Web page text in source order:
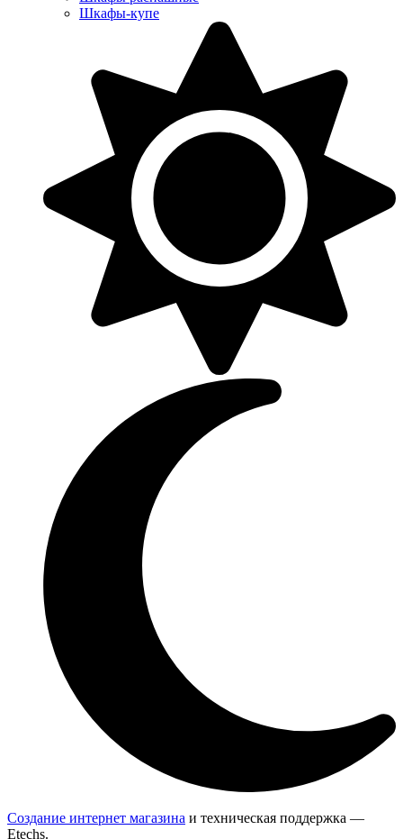
Шкафы-купе
Создание интернет магазина и техническая поддержка —
Etechs.